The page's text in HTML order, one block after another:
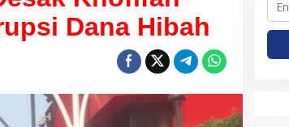
Dana Hibah